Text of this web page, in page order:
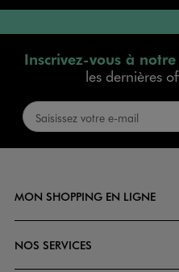
Inscrivez-vous à
les dernières
MON SHOPPING EN LIGNE
NOS SERVICES